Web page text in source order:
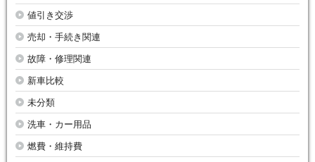
値引き交渉
売却・手続き関連
故障・修理関連
新車比較
未分類
洗車・カー用品
燃費・維持費